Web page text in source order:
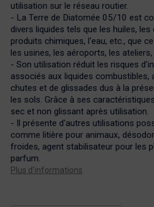
utilisation sur le réseau routier.
- La Terre de Diatomée 05/10 est
divers liquides tels que les huiles,
produits chimiques, l'eau, etc., que
les usines, les aéroports, les
- Son utilisation réduit les risques
associés aux liquides combustibles,
chutes et de glissades dus à la
les sols. Grâce à ses
sec et non glissant après utilisation.
- Il présente d'autres utilisations
comme litière pour animaux,
froides, agent stabilisateur pour les
parfum.
Plus d'informations